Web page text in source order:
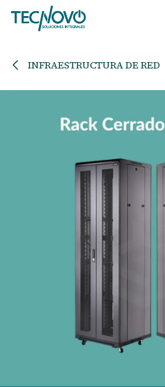
Ir al contenido
INFRAESTRUCTURA DE RED